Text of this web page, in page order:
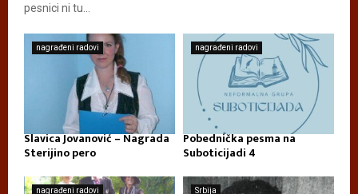
pesnici ni tu...
nagrađeni radovi
Slavica Jovanović – Nagrada
Sterijino pero
nagrađeni radovi
Pobednička pesma na
Suboticijadi 4
nagrađeni radovi Srbija